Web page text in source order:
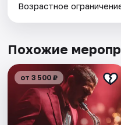
Возрастное
Похожие
от 3 500 ₽